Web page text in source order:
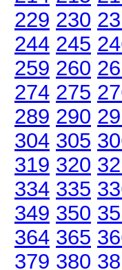
229 230
244 245
259 260
274 275
289 290
304 305
319 320
334 335
349 350
364 365
379 380